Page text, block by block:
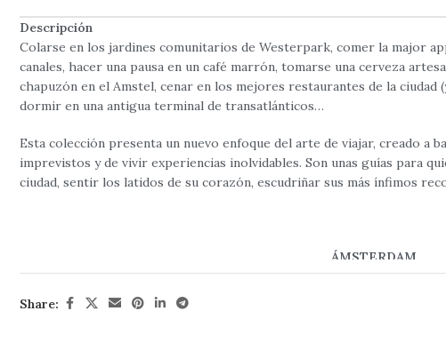
Descripción
Colarse en los jardines comunitarios de Westerpark, comer la major
canales, hacer una pausa en un café marrón, tomarse una cerveza
chapuzón en el Amstel, cenar en los mejores restaurantes de la ciudad
dormir en una antigua terminal de transatlánticos…
Esta colección presenta un nuevo enfoque del arte de viajar, creado a
imprevistos y de vivir experiencias inolvidables. Son unas guías para
ciudad, sentir los latidos de su corazón, escudriñar sus más ínfimos
ÁMSTERDAM
Share: